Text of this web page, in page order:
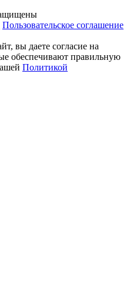
Пользовательское соглашение
вы даете согласие на
обеспечивают правильную
Политикой